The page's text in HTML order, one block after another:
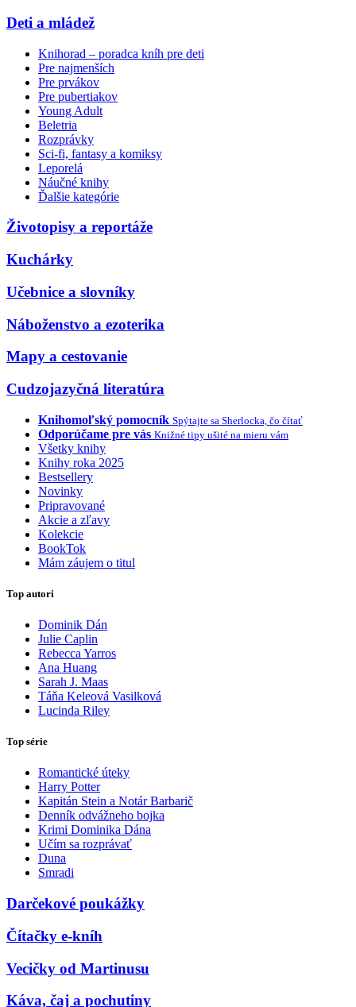
Deti a mládež
Knihorad – poradca kníh pre deti
Pre najmenších
Pre prvákov
Pre pubertiakov
Young Adult
Beletria
Rozprávky
Sci-fi, fantasy a komiksy
Leporelá
Náučné knihy
Ďalšie kategórie
Životopisy a reportáže
Kuchárky
Učebnice a slovníky
Náboženstvo a ezoterika
Mapy a cestovanie
Cudzojazyčná literatúra
Knihomoľský pomocník Spýtajte sa Sherlocka, čo čítať
Odporúčame pre vás Knižné tipy ušité na mieru vám
Všetky knihy
Knihy roka 2025
Bestsellery
Novinky
Pripravované
Akcie a zľavy
Kolekcie
BookTok
Mám záujem o titul
Top autori
Dominik Dán
Julie Caplin
Rebecca Yarros
Ana Huang
Sarah J. Maas
Táňa Keleová Vasilková
Lucinda Riley
Top série
Romantické úteky
Harry Potter
Kapitán Stein a Notár Barbarič
Denník odvážneho bojka
Krimi Dominika Dána
Učím sa rozprávať
Duna
Smradi
Darčekové poukážky
Čítačky e-kníh
Vecičky od Martinusu
Káva, čaj a pochutiny